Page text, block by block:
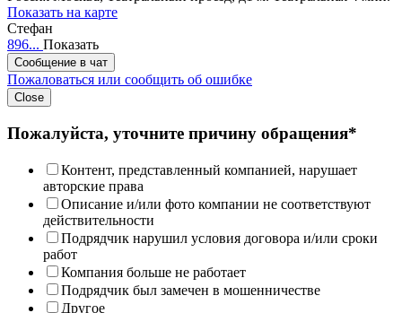
Показать на карте
Стефан
896... Показать
Сообщение в чат
Пожаловаться или сообщить об ошибке
Close
Пожалуйста, уточните причину обращения*
Контент, представленный компанией, нарушает
авторские права
Описание и/или фото компании не соответствуют
действительности
Подрядчик нарушил условия договора и/или сроки
работ
Компания больше не работает
Подрядчик был замечен в мошенничестве
Другое